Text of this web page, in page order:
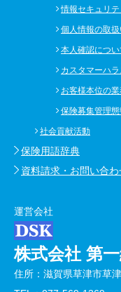
情報セキュリ
個人情報の取
本人確認につい
カスタマーハ
お客様本位の
保険募集管理
社会貢献活動
保険用語辞典
資料請求・お問い合わ
運営会社
株式会社 第
住所：滋賀県草津市草